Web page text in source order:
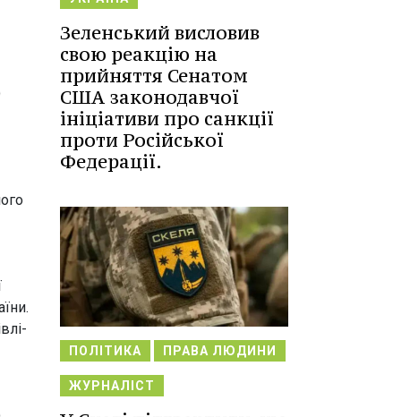
Зеленський висловив
свою реакцію на
прийняття Сенатом
США законодавчої
ініціативи про санкції
проти Російської
Федерації.
ПОЛІТИКА ПРАВА ЛЮДИНИ
ЖУРНАЛІСТ